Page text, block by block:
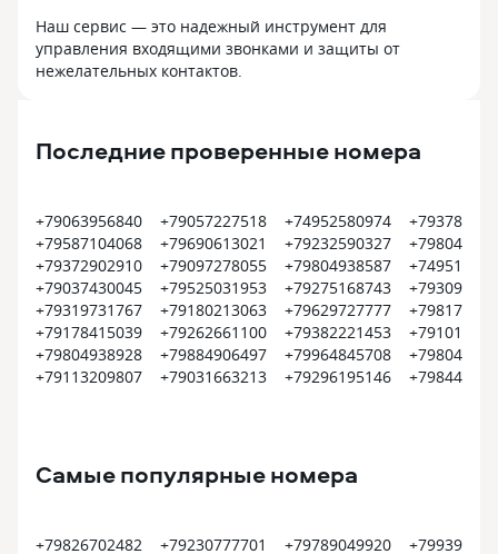
Наш сервис — это надежный инструмент для
управления входящими звонками и защиты от
нежелательных контактов.
Последние проверенные номера
+79063956840
+79587104068
+79372902910
+79037430045
+79319731767
+79178415039
+79804938928
+79113209807
+79057227518
+79690613021
+79097278055
+79525031953
+79180213063
+79262661100
+79884906497
+79031663213
+74952580974
+79232590327
+79804938587
+79275168743
+79629727777
+79382221453
+79964845708
+79296195146
Самые популярные номера
+79826702482
+79230777701
+79789049920